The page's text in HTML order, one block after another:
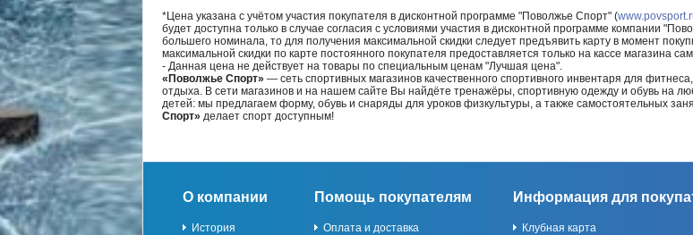
*Цена указана с учётом участия покупателя в дисконтной программе "Поволжье Спорт" (
будет доступна только в случае согласия с условиями участия в дисконтной программе компании
большего номинала, то для получения максимальной скидки следует предъявить карту в момент
максимальной скидки по карте постоянного покупателя предоставляется только на кассе магазина
- Данная цена не действует на товары по специальным ценам "Лучшая цена".
«Поволжье Спорт» — сеть спортивных магазинов качественного спортивного инвентаря для
отдыха. В сети магазинов и на нашем сайте Вы найдёте тренажёры, спортивную одежду и обувь на
детей: мы предлагаем форму, обувь и снаряды для уроков физкультуры, а также самостоятельных
Спорт» делает спорт доступным!
О компании
История
Помощь покупателям
Оплата и доставка
Информация для
Клубная карта